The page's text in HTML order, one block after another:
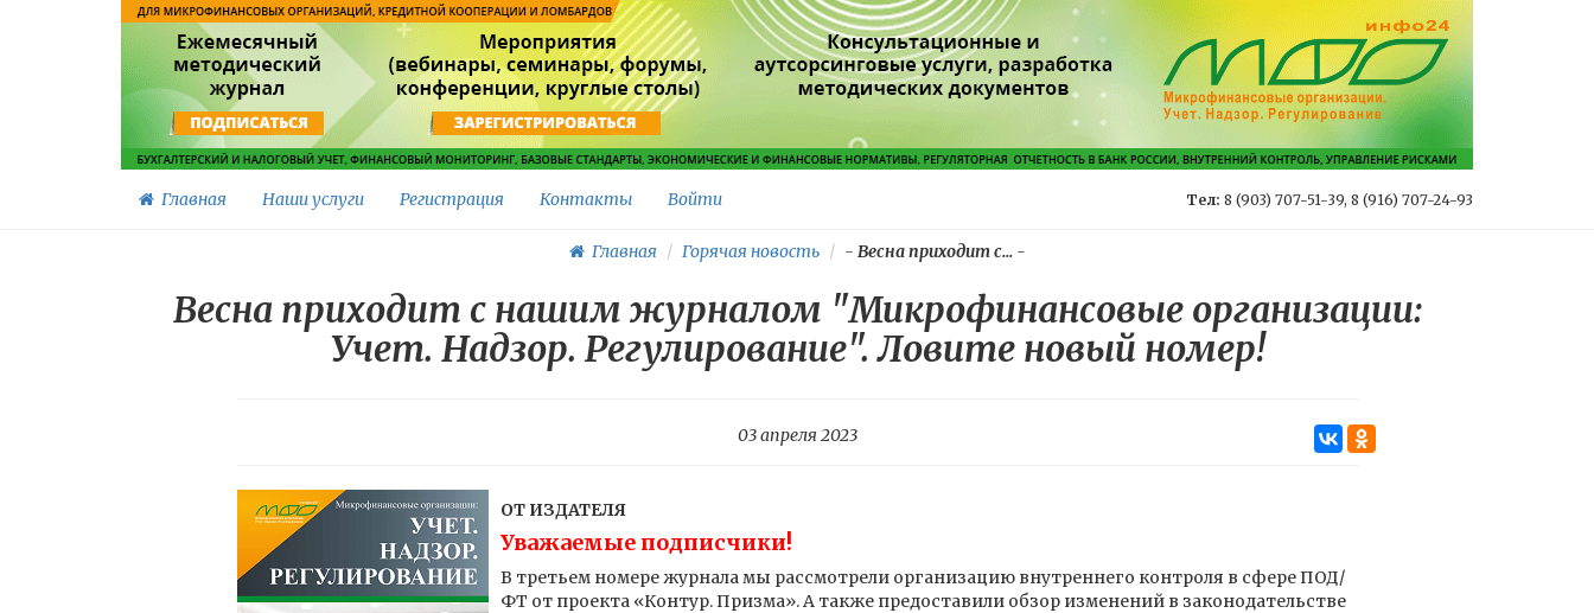
Главная Наши услуги Регистрация Контакты Войти Тел: 8 (903) 707-51-39, 8 (916) 707-24-93
Главная Горячая новость - Весна приходит с...-
Весна приходит с нашим журналом "Микрофинансовые организации:
Учет. Надзор. Регулирование". Ловите новый номер!
03 апреля 2023
ОТ ИЗДАТЕЛЯ
Уважаемые подписчики!
В третьем номере журнала мы рассмотрели организацию внутреннего контроля в сфере ПОД/
ФТ от проекта «Контур. Призма». А также предоставили обзор изменений в законодательстве